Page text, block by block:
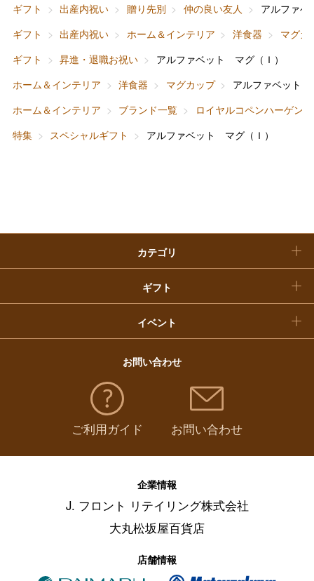
ギフト
出産内祝い 贈り先別 仲の良い友人
アルファ
ギフト
出産内祝い ホーム＆インテリア 洋食器
マグカ
ギフト
昇進・退職お祝い
アルファベット マグ（Ｉ）
ホーム＆インテリア
洋食器 マグカップ
アルファベット
ホーム＆インテリア
ブランド一覧
ロイヤルコペンハーゲン
特集
スペシャルギフト アルファベット マグ（Ｉ）
カテゴリ
ファッション
ホーム＆インテリア
ベビー＆キッズ
ギフト
出産内祝い
結婚内祝い
お香典返し
快気祝い
イベント
母の日
父の日
お中元
敬老の日
福袋
お問い合わせ
ご利用ガイド お問い合わせ
企業情報
J. フロント リテイリング株式会社
大丸松坂屋百貨店
店舗情報